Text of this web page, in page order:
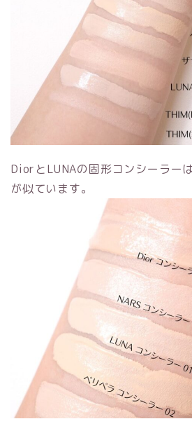
DiorとLUNAの固形コンシーラー
が似ています。